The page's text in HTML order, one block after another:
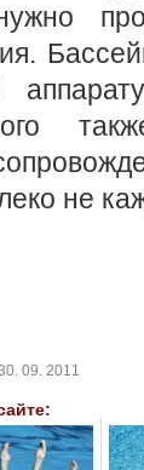
не
09. 2011